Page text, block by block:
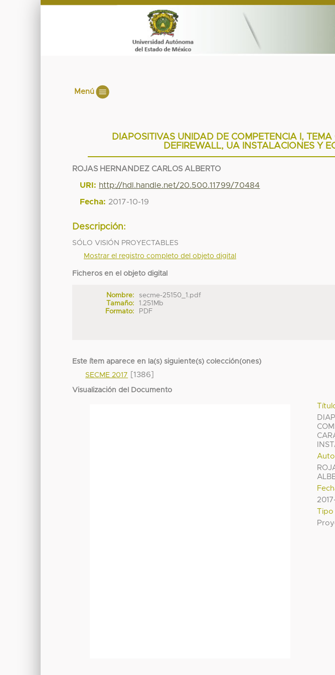
Menú
DIAPOSITIVAS UNIDAD DE COMPETENCIA I, TEMA
DEFIREWALL, UA INSTALACIONES Y
ROJAS HERNANDEZ CARLOS ALBERTO
URI: http://hdl.handle.net/20.500.11799/70484
Fecha: 2017-10-19
Descripción:
SÓLO VISIÓN PROYECTABLES
Mostrar el registro completo del objeto digital
Ficheros en el objeto digital
Nombre:
secme-25150_1.pdf
Tamaño:
1.251Mb
Formato:
PDF
Este ítem aparece en la(s) siguiente(s) colección(ones)
SECME 2017
[1386]
Visualización del Documento